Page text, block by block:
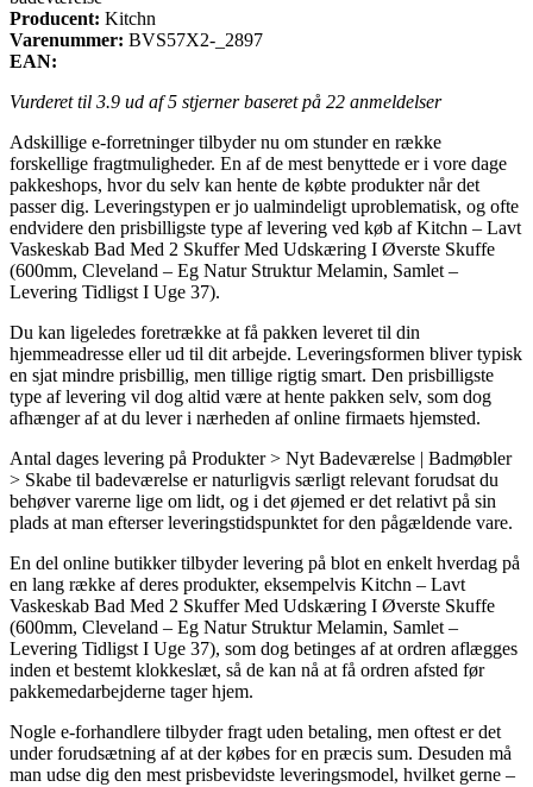
Producent: Kitchn
Varenummer: BVS57X2-_2897
EAN:
Vurderet til 3.9 ud af 5 stjerner baseret på 22 anmeldelser
Adskillige e-forretninger tilbyder nu om stunder en række
forskellige fragtmuligheder. En af de mest benyttede er i vore dage
pakkeshops, hvor du selv kan hente de købte produkter når det
passer dig. Leveringstypen er jo ualmindeligt uproblematisk, og ofte
endvidere den prisbilligste type af levering ved køb af Kitchn – Lavt
Vaskeskab Bad Med 2 Skuffer Med Udskæring I Øverste Skuffe
(600mm, Cleveland – Eg Natur Struktur Melamin, Samlet –
Levering Tidligst I Uge 37).
Du kan ligeledes foretrække at få pakken leveret til din
hjemmeadresse eller ud til dit arbejde. Leveringsformen bliver typisk
en sjat mindre prisbillig, men tillige rigtig smart. Den prisbilligste
type af levering vil dog altid være at hente pakken selv, som dog
afhænger af at du lever i nærheden af online firmaets hjemsted.
Antal dages levering på Produkter > Nyt Badeværelse | Badmøbler
> Skabe til badeværelse er naturligvis særligt relevant forudsat du
behøver varerne lige om lidt, og i det øjemed er det relativt på sin
plads at man efterser leveringstidspunktet for den pågældende vare.
En del online butikker tilbyder levering på blot en enkelt hverdag på
en lang række af deres produkter, eksempelvis Kitchn – Lavt
Vaskeskab Bad Med 2 Skuffer Med Udskæring I Øverste Skuffe
(600mm, Cleveland – Eg Natur Struktur Melamin, Samlet –
Levering Tidligst I Uge 37), som dog betinges af at ordren aflægges
inden et bestemt klokkeslæt, så de kan nå at få ordren afsted før
pakkemedarbejderne tager hjem.
Nogle e-forhandlere tilbyder fragt uden betaling, men oftest er det
under forudsætning af at der købes for en præcis sum. Desuden må
man udse dig den mest prisbevidste leveringsmodel, hvilket gerne –